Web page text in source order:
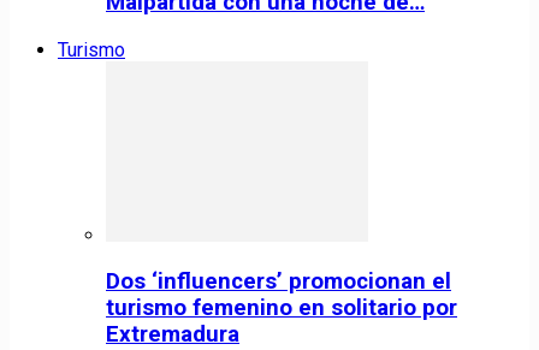
Turismo
Dos ‘influencers’ promocionan el
turismo femenino en solitario por
Extremadura